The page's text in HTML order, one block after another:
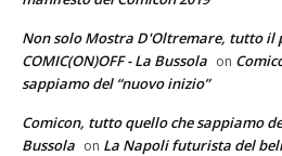
Non solo Mostra D'Oltremare, tutto il
COMIC(ON)OFF - La Bussola on
sappiamo del “nuovo inizio”
Comicon, tutto quello che sappiamo
Bussola on La Napoli futurista del